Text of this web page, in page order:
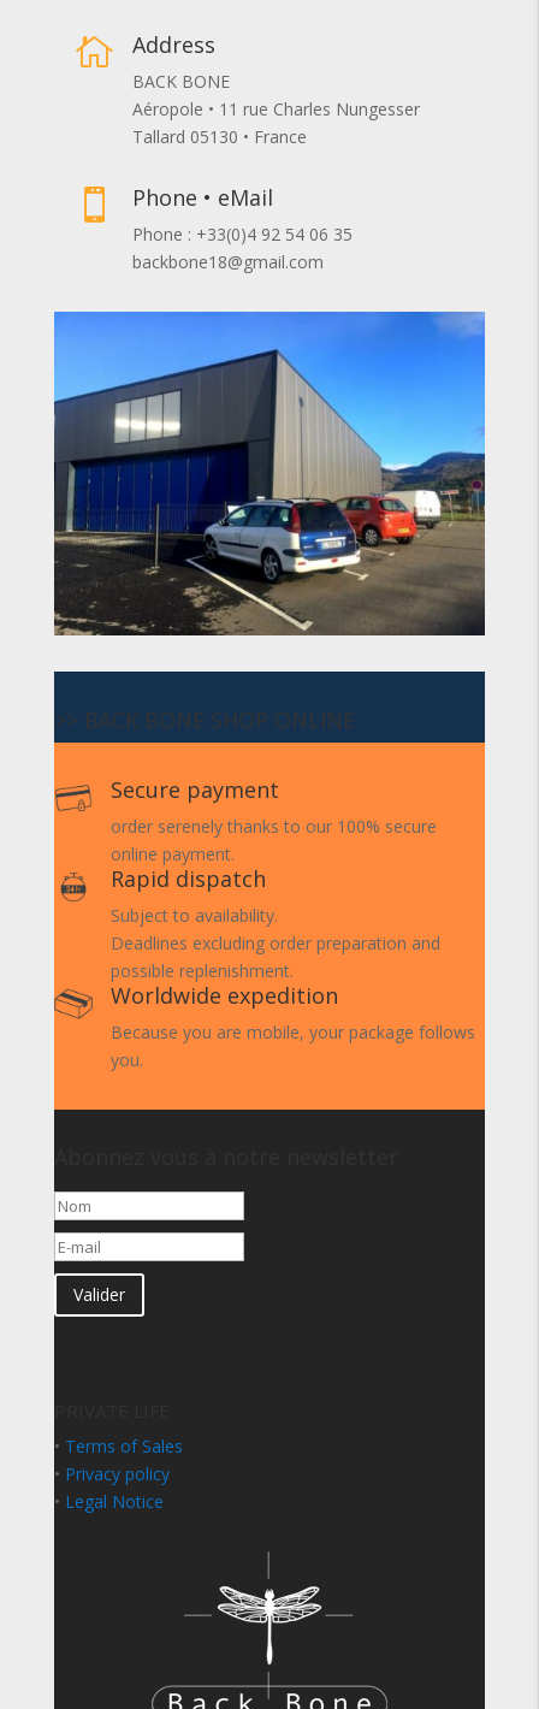
 Address
BACK BONE
Aéropole • 11 rue Charles Nungesser
Tallard 05130 • France
 Phone • eMail
Phone : +33(0)4 92 54 06 35
backbone18@gmail.com
>> BACK BONE SHOP ONLINE
Secure payment
order serenely thanks to our 100% secure
online payment.
Rapid dispatch
Subject to availability.
Deadlines excluding order preparation and
possible replenishment.
Worldwide expedition
Because you are mobile, your package follows
you.
Valider
• Terms of Sales
• Privacy policy
• Legal Notice